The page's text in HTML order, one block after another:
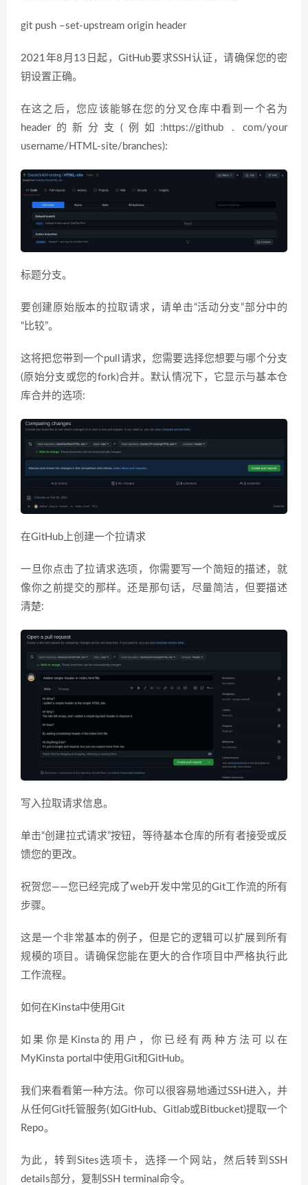
git push –set-upstream origin header
2021年8月13日起，GitHub要求SSH认证，请确保您的密
钥设置正确。
在这之后，您应该能够在您的分叉仓库中看到一个名为
header的新分支(例如:https://github . com/your
username/HTML-site/branches):
标题分支。
要创建原始版本的拉取请求，请单击“活动分支”部分中的
“比较”。
这将把您带到一个pull请求，您需要选择您想要与哪个分支
(原始分支或您的fork)合并。默认情况下，它显示与基本仓
库合并的选项:
在GitHub上创建一个拉请求
一旦你点击了拉请求选项，你需要写一个简短的描述，就
像你之前提交的那样。还是那句话，尽量简洁，但要描述
清楚:
写入拉取请求信息。
单击“创建拉式请求”按钮，等待基本仓库的所有者接受或反
馈您的更改。
祝贺您——您已经完成了web开发中常见的Git工作流的所有
步骤。
这是一个非常基本的例子，但是它的逻辑可以扩展到所有
规模的项目。请确保您能在更大的合作项目中严格执行此
工作流程。
如何在Kinsta中使用Git
如果你是Kinsta的用户，你已经有两种方法可以在
MyKinsta portal中使用Git和GitHub。
我们来看看第一种方法。你可以很容易地通过SSH进入，并
从任何Git托管服务(如GitHub、Gitlab或Bitbucket)提取一个
Repo。
为此，转到Sites选项卡，选择一个网站，然后转到SSH
details部分，复制SSH terminal命令。